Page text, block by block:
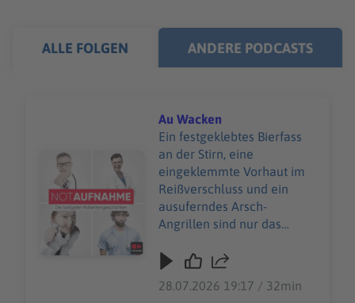
ALLE FOLGEN ANDERE PODCASTS
Audiotitel - Au Wacken
Au Wacken
Ein festgeklebtes Bierfass
an der Stirn, eine
eingeklemmte Vorhaut im
Reißverschluss und ein
ausuferndes Arsch-
Angrillen sind nur das
Wacken Open Air. Beim
Festival der Welt gibt es
28.07.2026 19:17 / 32min